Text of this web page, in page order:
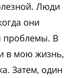
Люди
они
проблемы. В
в мою жизнь,
Затем, один